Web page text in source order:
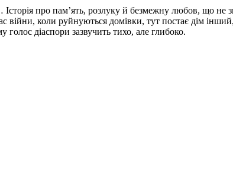
Історія про пам’ять, розлуку й безмежну любов, що
коли руйнуються домівки, тут постає дім інший,
голос діаспори зазвучить тихо, але глибоко.